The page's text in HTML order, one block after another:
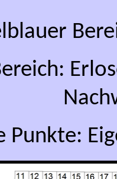
Punkte: